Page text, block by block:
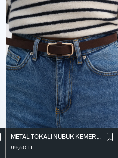
METAL TOKALI NUBUK KEMER K2004-1
99,50TL